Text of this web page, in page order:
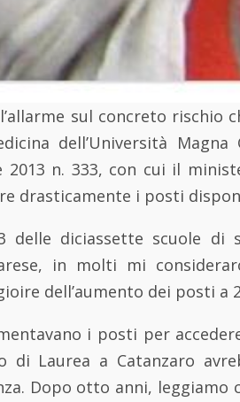
sul concreto rischio
dell’Università Magna
n. 333, con cui il
drasticamente i posti
delle diciassette scuole di
in molti mi
dell’aumento dei posti a
i posti per
Laurea a Catanzaro
Dopo otto anni, leggiamo